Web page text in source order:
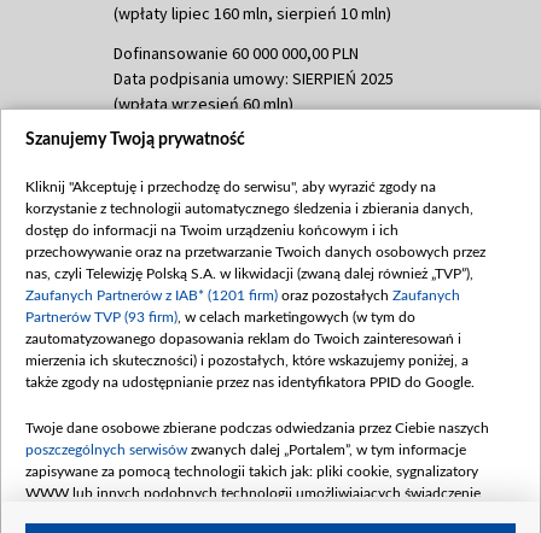
(wpłaty lipiec 160 mln, sierpień 10 mln)
Dofinansowanie 60 000 000,00 PLN
Data podpisania umowy: SIERPIEŃ 2025
(wpłata wrzesień 60 mln)
Dofinansowanie 635 783 051,21 PLN
(wpłata wrzesień 100 mln, październik 350
mln, listopad 265 mln)
Dofinansowanie 48 862 000,00 PLN
Data podpisania umowy: GRUDZIEŃ 2025
(wpłata grudzień 60,548 mln)
Dofinansowanie 900 000 000,00 PLN
Data podpisania umowy: LUTY 2026 (wpłata
kwiecień 180 mln, 7 maja 180 mln, 8
czerwca 90 mln)
Dofinansowanie 250 000 000,00 PLN
Szanujemy Twoją prywatność
Kliknij "Akceptuję i przechodzę do serwisu", aby wyrazić zgody na
korzystanie z technologii automatycznego śledzenia i zbierania danych,
dostęp do informacji na Twoim urządzeniu końcowym i ich
przechowywanie oraz na przetwarzanie Twoich danych osobowych przez
nas, czyli Telewizję Polską S.A. w likwidacji (zwaną dalej również „TVP”),
Zaufanych Partnerów z IAB* (1201 firm) oraz pozostałych Zaufanych
Partnerów TVP (93 firm) , w celach marketingowych (w tym do
zautomatyzowanego dopasowania reklam do Twoich zainteresowań i
mierzenia ich skuteczności) i pozostałych, które wskazujemy poniżej, a
także zgody na udostępnianie przez nas identyfikatora PPID do Google.
Twoje dane osobowe zbierane podczas odwiedzania przez Ciebie naszych
poszczególnych serwisów zwanych dalej „Portalem”, w tym informacje
zapisywane za pomocą technologii takich jak: pliki cookie, sygnalizatory
WWW lub innych podobnych technologii umożliwiających świadczenie